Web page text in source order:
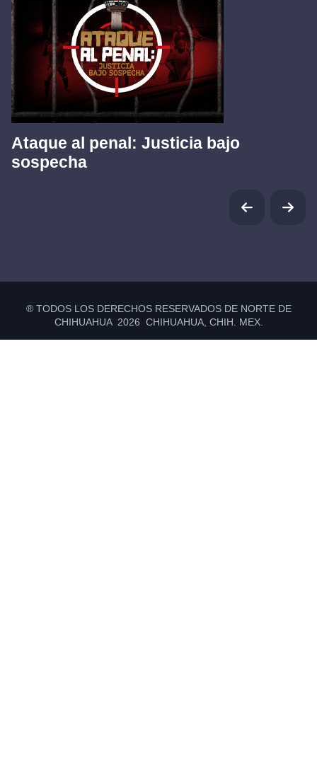
Ataque al penal: Justicia bajo
sospecha
® TODOS LOS DERECHOS RESERVADOS DE NORTE DE
CHIHUAHUA 2026 CHIHUAHUA, CHIH. MEX.